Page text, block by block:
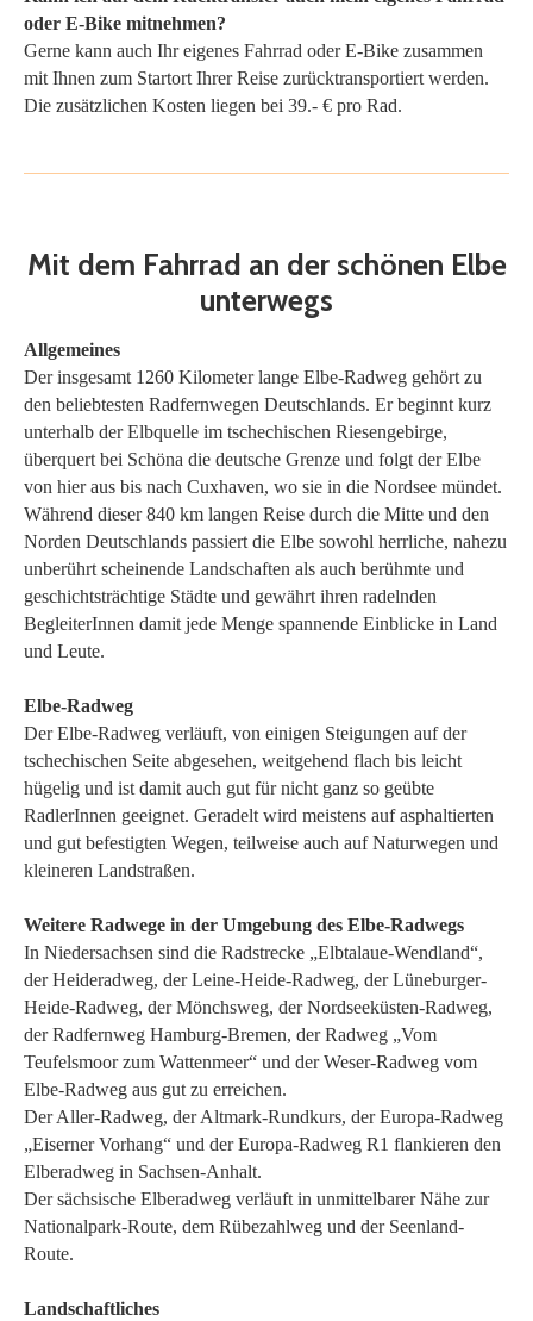
oder E-Bike mitnehmen?
Gerne kann auch Ihr eigenes Fahrrad oder E-Bike zusammen
mit Ihnen zum Startort Ihrer Reise zurücktransportiert werden.
Die zusätzlichen Kosten liegen bei 39.- € pro Rad.
Mit dem Fahrrad an der schönen Elbe
unterwegs
Allgemeines
Der insgesamt 1260 Kilometer lange Elbe-Radweg gehört zu
den beliebtesten Radfernwegen Deutschlands. Er beginnt kurz
unterhalb der Elbquelle im tschechischen Riesengebirge,
überquert bei Schöna die deutsche Grenze und folgt der Elbe
von hier aus bis nach Cuxhaven, wo sie in die Nordsee mündet.
Während dieser 840 km langen Reise durch die Mitte und den
Norden Deutschlands passiert die Elbe sowohl herrliche, nahezu
unberührt scheinende Landschaften als auch berühmte und
geschichtsträchtige Städte und gewährt ihren radelnden
BegleiterInnen damit jede Menge spannende Einblicke in Land
und Leute.
Elbe-Radweg
Der Elbe-Radweg verläuft, von einigen Steigungen auf der
tschechischen Seite abgesehen, weitgehend flach bis leicht
hügelig und ist damit auch gut für nicht ganz so geübte
RadlerInnen geeignet. Geradelt wird meistens auf asphaltierten
und gut befestigten Wegen, teilweise auch auf Naturwegen und
kleineren Landstraßen.
Weitere Radwege in der Umgebung des Elbe-Radwegs
In Niedersachsen sind die Radstrecke „Elbtalaue-Wendland“,
der Heideradweg, der Leine-Heide-Radweg, der Lüneburger-
Heide-Radweg, der Mönchsweg, der Nordseeküsten-Radweg,
der Radfernweg Hamburg-Bremen, der Radweg „Vom
Teufelsmoor zum Wattenmeer“ und der Weser-Radweg vom
Elbe-Radweg aus gut zu erreichen.
Der Aller-Radweg, der Altmark-Rundkurs, der Europa-Radweg
„Eiserner Vorhang“ und der Europa-Radweg R1 flankieren den
Elberadweg in Sachsen-Anhalt.
Der sächsische Elberadweg verläuft in unmittelbarer Nähe zur
Nationalpark-Route, dem Rübezahlweg und der Seenland-
Route.
Landschaftliches